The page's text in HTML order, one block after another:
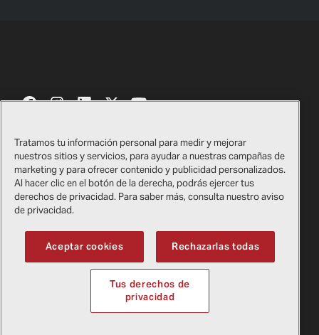
Contáctenos
Tienda de regalos de Bell​​​​​​​
Proveedores
Certificados
Información legal
Bell Textron Inc.
Tratamos tu información personal para medir y mejorar
nuestros sitios y servicios, para ayudar a nuestras campañas de
marketing y para ofrecer contenido y publicidad personalizados.
Al hacer clic en el botón de la derecha, podrás ejercer tus
derechos de privacidad. Para saber más, consulta nuestro aviso
de privacidad.
Aceptar cookies Rechazarlas todas
Tus derechos de
privacidad